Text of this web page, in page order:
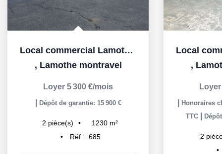
Local commercial Lamothe Montravel 1230 m2
, Lamothe montravel
Loyer 5 300 €/mois
Dépôt de garantie: 15 900 €
2 pièce(s) 1230 m²
Réf : 685
,
Honoraires
TTC
2